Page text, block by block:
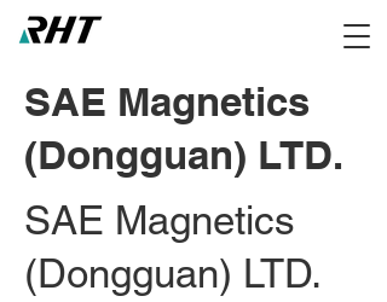
SAE Magnetics
(Dongguan) LTD.
SAE Magnetics
(Dongguan) LTD.